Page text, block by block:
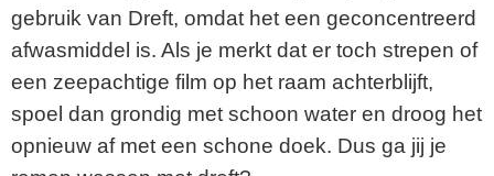
gebruik van Dreft, omdat het een geconcentreerd
afwasmiddel is. Als je merkt dat er toch strepen of
een zeepachtige film op het raam achterblijft,
spoel dan grondig met schoon water en droog het
opnieuw af met een schone doek. Dus ga jij je